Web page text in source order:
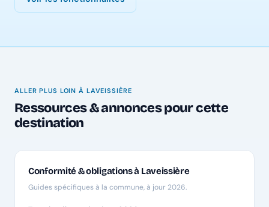
ALLER PLUS LOIN À LAVEISSIÈRE
Ressources & annonces pour cette
destination
Conformité & obligations à Laveissière
Guides spécifiques à la commune, à jour 2026.